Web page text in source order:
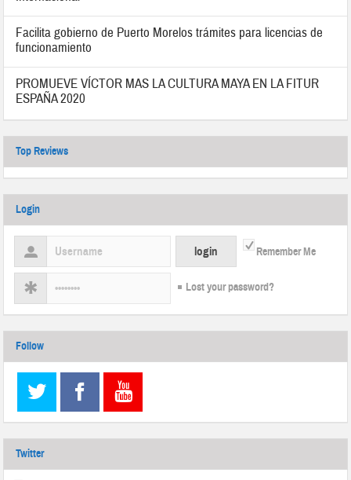
Facilita gobierno de Puerto Morelos trámites para licencias de
funcionamiento
PROMUEVE VÍCTOR MAS LA CULTURA MAYA EN LA FITUR
ESPAÑA 2020
Top Reviews
Login
Remember Me
Lost your password?
Follow
Twitter